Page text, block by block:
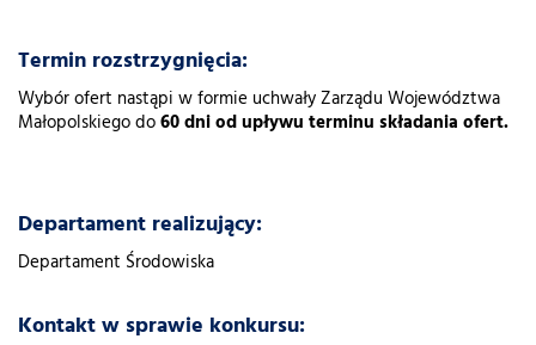
Termin rozstrzygnięcia:
Wybór ofert nastąpi w formie uchwały Zarządu Województwa
Małopolskiego do60 dni od upływu terminu składania ofert.
Departament realizujący:
Departament Środowiska
Kontakt w sprawie konkursu: